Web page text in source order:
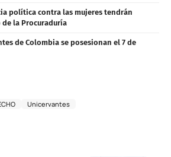
política contra las mujeres tendrán
la Procuraduría
de Colombia se posesionan el 7 de
Unicervantes